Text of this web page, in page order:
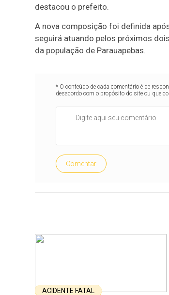
destacou o prefeito.
A nova composição foi definida
seguirá atuando pelos próximos
da população de Parauapebas.
* O conteúdo de cada comentário é de
desacordo com o propósito do site ou que
Comentar
ACIDENTE FATAL